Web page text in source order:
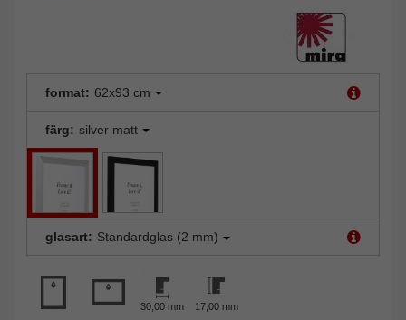
format: 62x93 cm
färg: silver matt
glasart: Standardglas (2 mm)
30,00 mm 17,00 mm